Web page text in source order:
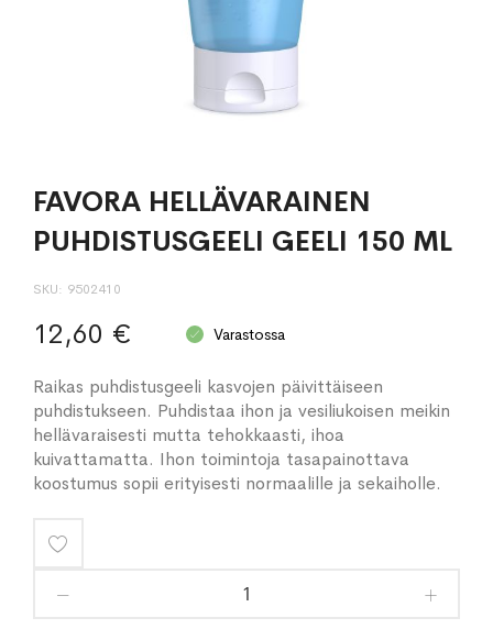
FAVORA HELLÄVARAINEN
PUHDISTUSGEELI GEELI 150 ML
SKU 9502410
12,60 € Varastossa
Raikas puhdistusgeeli kasvojen päivittäiseen
puhdistukseen. Puhdistaa ihon ja vesiliukoisen meikin
hellävaraisesti mutta tehokkaasti, ihoa
kuivattamatta. Ihon toimintoja tasapainottava
koostumus sopii erityisesti normaalille ja sekaiholle.
toivelistaan